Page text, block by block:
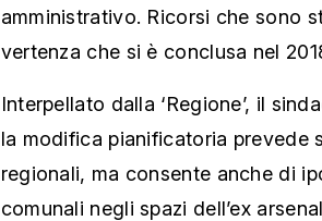
amministrativo. Ricorsi che sono
vertenza che si è conclusa nel
Interpellato dalla ‘Regione’, il
la modifica pianificatoria prevede
regionali, ma consente anche di
comunali negli spazi dell’ex